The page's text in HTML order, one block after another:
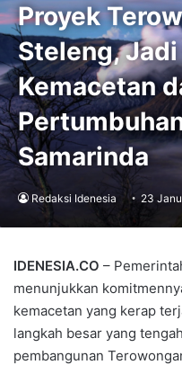
Proyek
Steleng,
Kemacetan
Samarinda
Redaksi Idenesia 23
IDENESIA.CO –
menunjukkan
kemacetan yang kerap
langkah besar yang
pembangunan